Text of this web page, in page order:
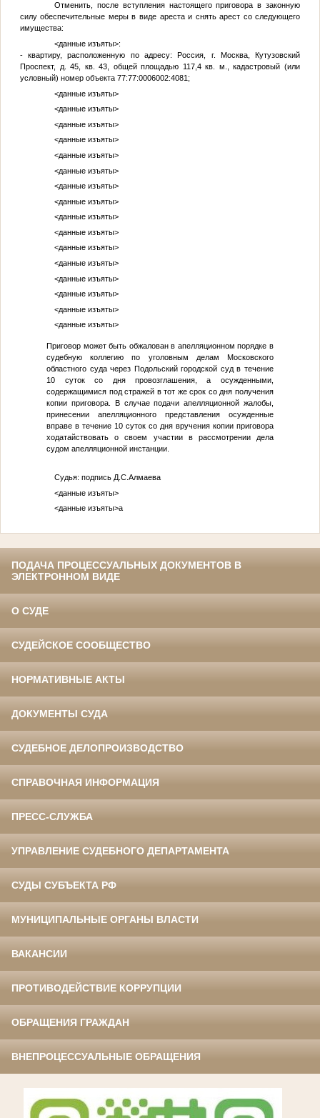
Отменить, после вступления настоящего приговора в законную
силу обеспечительные меры в виде ареста и снять арест со следующего
имущества:
<данные изъяты>:
- квартиру, расположенную по адресу: Россия, г. Москва, Кутузовский
Проспект, д. 45, кв. 43, общей площадью 117,4 кв. м., кадастровый (или
условный) номер объекта 77:77:0006002:4081;
<данные изъяты>
<данные изъяты>
<данные изъяты>
<данные изъяты>
<данные изъяты>
<данные изъяты>
<данные изъяты>
<данные изъяты>
<данные изъяты>
<данные изъяты>
<данные изъяты>
<данные изъяты>
<данные изъяты>
<данные изъяты>
<данные изъяты>
<данные изъяты>
Приговор может быть обжалован в апелляционном порядке в
судебную коллегию по уголовным делам Московского
областного суда через Подольский городской суд в течение
10 суток со дня провозглашения, а осужденными,
содержащимися под стражей в тот же срок со дня получения
копии приговора. В случае подачи апелляционной жалобы,
принесении апелляционного представления осужденные
вправе в течение 10 суток со дня вручения копии приговора
ходатайствовать о своем участии в рассмотрении дела
судом апелляционной инстанции.
Судья: подпись Д.С.Алмаева
<данные изъяты>
<данные изъяты>а
ПОДАЧА ПРОЦЕССУАЛЬНЫХ ДОКУМЕНТОВ В
ЭЛЕКТРОННОМ ВИДЕ
О СУДЕ
СУДЕЙСКОЕ СООБЩЕСТВО
НОРМАТИВНЫЕ АКТЫ
ДОКУМЕНТЫ СУДА
СУДЕБНОЕ ДЕЛОПРОИЗВОДСТВО
СПРАВОЧНАЯ ИНФОРМАЦИЯ
ПРЕСС-СЛУЖБА
УПРАВЛЕНИЕ СУДЕБНОГО ДЕПАРТАМЕНТА
СУДЫ СУБЪЕКТА РФ
МУНИЦИПАЛЬНЫЕ ОРГАНЫ ВЛАСТИ
ВАКАНСИИ
ПРОТИВОДЕЙСТВИЕ КОРРУПЦИИ
ОБРАЩЕНИЯ ГРАЖДАН
ВНЕПРОЦЕССУАЛЬНЫЕ ОБРАЩЕНИЯ